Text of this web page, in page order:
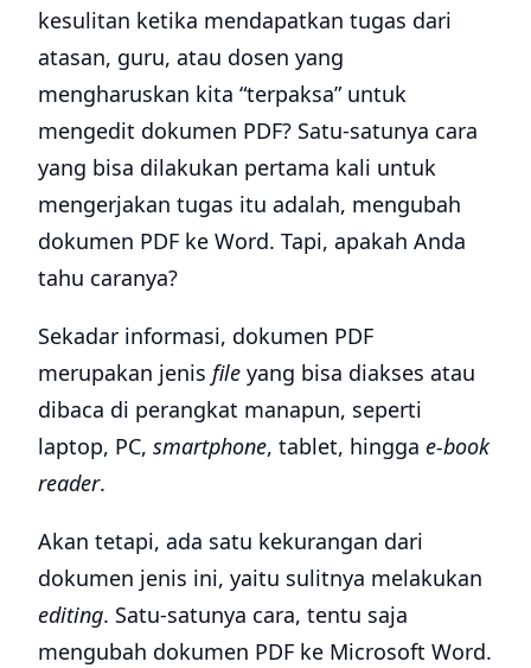
kesulitan ketika mendapatkan tugas dari
atasan, guru, atau dosen yang
mengharuskan kita “terpaksa” untuk
mengedit dokumen PDF? Satu-satunya cara
yang bisa dilakukan pertama kali untuk
mengerjakan tugas itu adalah, mengubah
dokumen PDF ke Word. Tapi, apakah Anda
tahu caranya?
Sekadar informasi, dokumen PDF
merupakan jenis file yang bisa diakses atau
dibaca di perangkat manapun, seperti
laptop, PC, smartphone, tablet, hingga e-book
reader.
Akan tetapi, ada satu kekurangan dari
dokumen jenis ini, yaitu sulitnya melakukan
editing. Satu-satunya cara, tentu saja
mengubah dokumen PDF ke Microsoft Word.